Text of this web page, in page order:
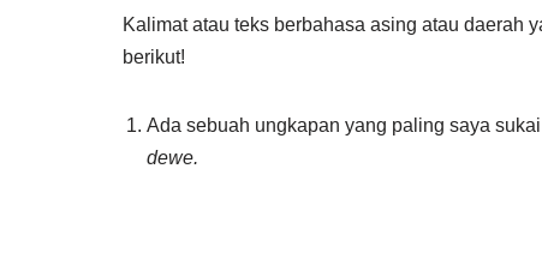
Kalimat atau teks berbahasa asing atau daerah
berikut!
Ada sebuah ungkapan yang paling saya
dewe.